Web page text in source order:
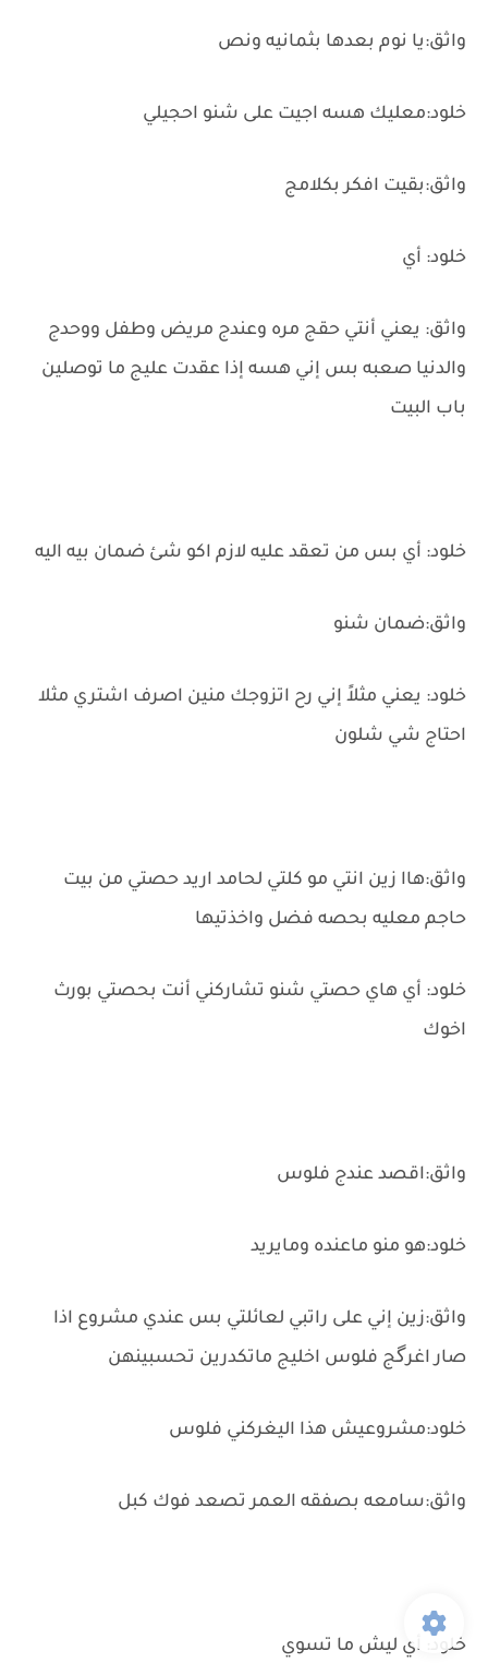
واثق:يا نوم بعدها بثمانيه ونص
خلود:معليك هسه اجيت على شنو احجيلي
واثق:بقيت افكر بكلامج
خلود: أي
واثق: يعني أنتي حقج مره وعندج مريض وطفل ووحدج
والدنيا صعبه بس إني هسه إذا عقدت عليج ما توصلين
باب البيت
خلود: أي بس من تعقد عليه لازم اكو شئ ضمان بيه اليه
واثق:ضمان شنو
خلود: يعني مثلاً إني رح اتزوجك منين اصرف اشتري مثلا
احتاج شي شلون
واثق:هاا زين انتي مو كلتي لحامد اريد حصتي من بيت
حاجم معليه بحصه فضل واخذتيها
خلود: أي هاي حصتي شنو تشاركني أنت بحصتي بورث
اخوك
واثق:اقصد عندج فلوس
خلود:هو منو ماعنده ومايريد
واثق:زين إني على راتبي لعائلتي بس عندي مشروع اذا
صار اغرگج فلوس اخليج ماتكدرين تحسبينهن
خلود:مشروعيش هذا اليغركني فلوس
واثق:سامعه بصفقه العمر تصعد فوك كبل
خلود: أي ليش ما تسوي